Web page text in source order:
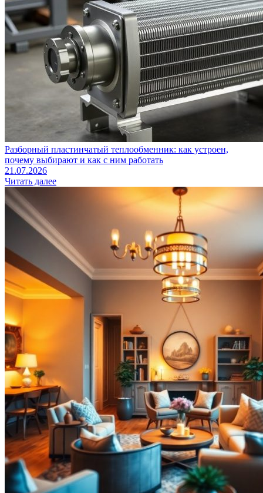
Разборный пластинчатый теплообменник: как устроен,
почему выбирают и как с ним работать
21.07.2026
Читать далее